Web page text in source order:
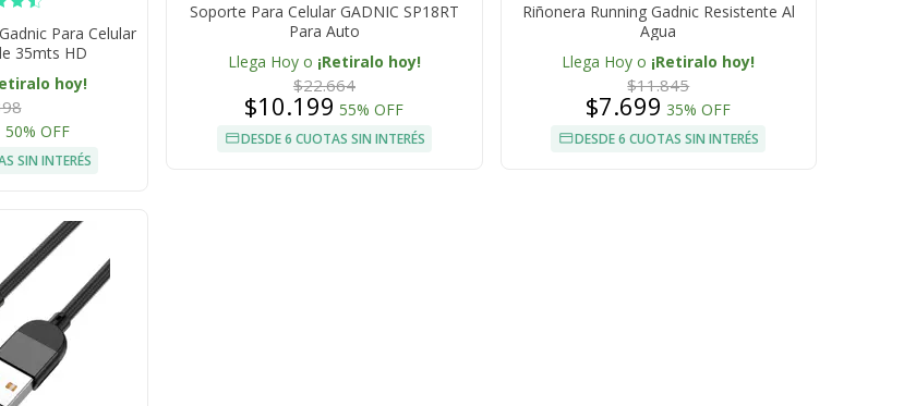
Para Celular
35mts HD
hoy!
50% OFF
SIN INTERÉS
Soporte Para Celular GADNIC SP18RT
Para Auto
Llega Hoy o ¡Retiralo hoy!
$22.664
$10.199 55% OFF
DESDE 6 CUOTAS SIN INTERÉS
Riñonera Running Gadnic Resistente Al
Agua
Llega Hoy o ¡Retiralo hoy!
$11.845
$7.699 35% OFF
DESDE 6 CUOTAS SIN INTERÉS